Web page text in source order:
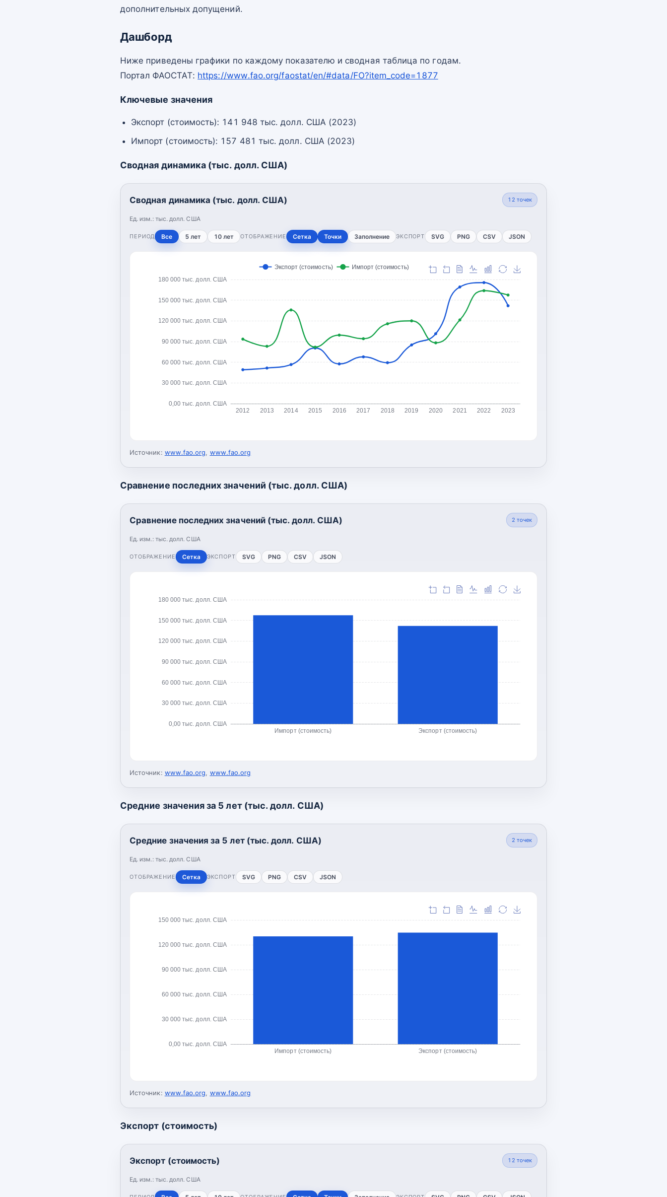
дополнительных допущений.
Дашборд
Ниже приведены графики по каждому показателю и сводная таблица по годам.
Портал ФАОСТАТ: https://www.fao.org/faostat/en/#data/FO?item_code=1877
Ключевые значения
Экспорт (стоимость): 141 948 тыс. долл. США (2023)
Импорт (стоимость): 157 481 тыс. долл. США (2023)
Сводная динамика (тыс. долл. США)
Сводная динамика (тыс. долл. США)
Ед. изм.: тыс. долл. США
12 точек
ПЕРИОД Все 5 лет 10 лет ОТОБРАЖЕНИЕ Сетка Точки Заполнение ЭКСПОРТ SVG PNG CSV JSON
0,00 тыс. долл. США
30 000 тыс. долл. США
60 000 тыс. долл. США
90 000 тыс. долл. США
120 000 тыс. долл. США
150 000 тыс. долл. США
180 000 тыс. долл. США
2012 2013 2014 2015 2016 2017 2018 2019 2020 2021 2022 2023
Экспорт (стоимость) Импорт (стоимость)
Источник: www.fao.org, www.fao.org
Сравнение последних значений (тыс. долл. США)
Сравнение последних значений (тыс. долл. США)
Ед. изм.: тыс. долл. США
2 точек
ОТОБРАЖЕНИЕ Сетка ЭКСПОРТ SVG PNG CSV JSON
0,00 тыс. долл. США
30 000 тыс. долл. США
60 000 тыс. долл. США
90 000 тыс. долл. США
120 000 тыс. долл. США
150 000 тыс. долл. США
180 000 тыс. долл. США
Импорт (стоимость) Экспорт (стоимость)
Источник: www.fao.org, www.fao.org
Средние значения за 5 лет (тыс. долл. США)
Средние значения за 5 лет (тыс. долл. США)
Ед. изм.: тыс. долл. США
2 точек
ОТОБРАЖЕНИЕ Сетка ЭКСПОРТ SVG PNG CSV JSON
0,00 тыс. долл. США
30 000 тыс. долл. США
60 000 тыс. долл. США
90 000 тыс. долл. США
120 000 тыс. долл. США
150 000 тыс. долл. США
Импорт (стоимость) Экспорт (стоимость)
Источник: www.fao.org, www.fao.org
Экспорт (стоимость)
Экспорт (стоимость)
Ед. изм.: тыс. долл. США
12 точек